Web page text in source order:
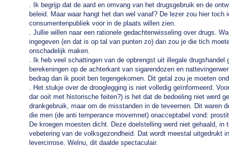
. Ik begrijp dat de aard en omvang van het drugsgebruik en de
beleid. Maar waar hangt het dan wel vanaf? De lezer zou hier
consumentenpubliek voor in de plaats willen zien.
. Jullie willen naar een rationele gedachtenwisseling over drugs.
ingegeven (en dat is op tal van punten zo) dan zou je die tich
onschadelijk maken.
. Ik heb veel schattingen van de opbrengst uit illegale
berekeningen op de achterkant van sigarendozen en
bedrag dan ik pooit ben tegengekomen. Dit getal zou je moeten
. Het stukje over de drooglegging is niet volledig geïnformeerd.
dar ooit met historische feiten?) is het dat de bedoeling niet werd
drankgebruik, maar om de misstanden in de teveernen. Dit waren
die men (de anti temperance movemnet) onacceptabel vond:
De kroegen moesten dicht. Deze doelstelling werd niet gehaald,
vebetering van de volksgezondheid. Dat wordt meestal uitgedrukt
levercirrose. Welnu, dit daalde spectaculair.